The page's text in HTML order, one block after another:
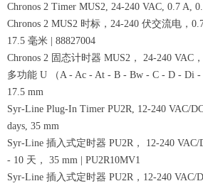
Chronos 2 Timer MUS2, 24-240 VAC, 0.7 A,
Chronos 2 MUS2 时标，24-240 伏交流电，
17.5 毫米 | 88827004
Chronos 2 固态计时器 MUS2， 24-240 VAC
多功能 U （A - Ac - At - B - Bw - C - D - Di -
17.5 mm
Syr-Line Plug-In Timer PU2R, 12-240 VAC/
days, 35 mm
Syr-Line 插入式定时器 PU2R， 12-240
- 10 天， 35 mm | PU2R10MV1
Syr-Line 插入式定时器 PU2R，12-240 VAC/